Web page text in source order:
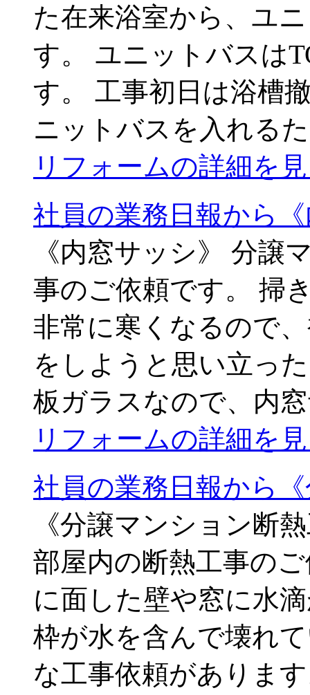
た在来浴室から、ユ
す。 ユニットバスは
す。 工事初日は浴槽
ニットバスを入れる
リフォームの詳細を
社員の業務日報から
《内窓サッシ》 分譲
事のご依頼です。 掃
非常に寒くなるので
をしようと思い立っ
板ガラスなので、内
リフォームの詳細を
社員の業務日報から
《分譲マンション断
部屋内の断熱工事の
に面した壁や窓に水
枠が水を含んで壊れ
な工事依頼がありま